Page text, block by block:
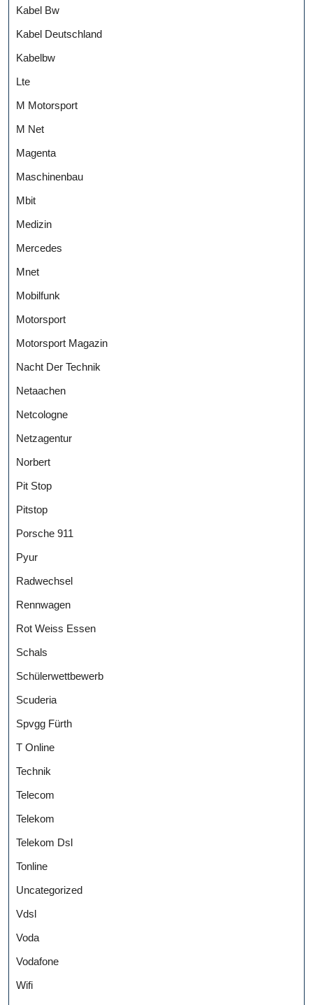
Kabel Bw
Kabel Deutschland
Kabelbw
Lte
M Motorsport
M Net
Magenta
Maschinenbau
Mbit
Medizin
Mercedes
Mnet
Mobilfunk
Motorsport
Motorsport Magazin
Nacht Der Technik
Netaachen
Netcologne
Netzagentur
Norbert
Pit Stop
Pitstop
Porsche 911
Pyur
Radwechsel
Rennwagen
Rot Weiss Essen
Schals
Schülerwettbewerb
Scuderia
Spvgg Fürth
T Online
Technik
Telecom
Telekom
Telekom Dsl
Tonline
Uncategorized
Vdsl
Voda
Vodafone
Wifi